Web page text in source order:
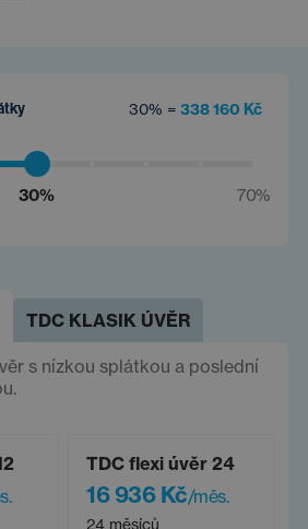
30% = 338 160 Kč
30% 70%
TDC KLASIK ÚVĚR
s nízkou splátkou a poslední
TDC flexi úvěr 24
16 936 Kč/měs.
24 měsíců